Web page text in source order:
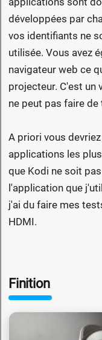
développées par
vos identifiants ne
utilisée. Vous avez
navigateur web ce
projecteur. C'est un
ne peut pas faire de
A priori vous
applications les
que Kodi ne soit
l'application que
j'ai du faire mes
HDMI.
Finition